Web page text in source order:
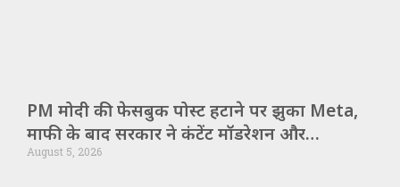
PM मोदी की फेसबुक पोस्ट हटाने पर झुका Meta,
माफी के बाद सरकार ने कंटेंट मॉडरेशन और
एल्गोरिदम पर कड़े सवाल उठाए!
August 5, 2026